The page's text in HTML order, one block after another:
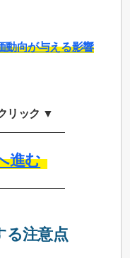
動向が与える影響
リック ▼
進む
る注意点